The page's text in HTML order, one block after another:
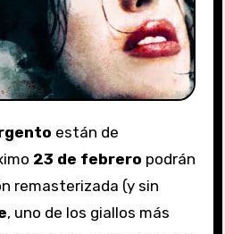
están de
23 de febrero podrán
remasterizada (y sin
, uno de los giallos más